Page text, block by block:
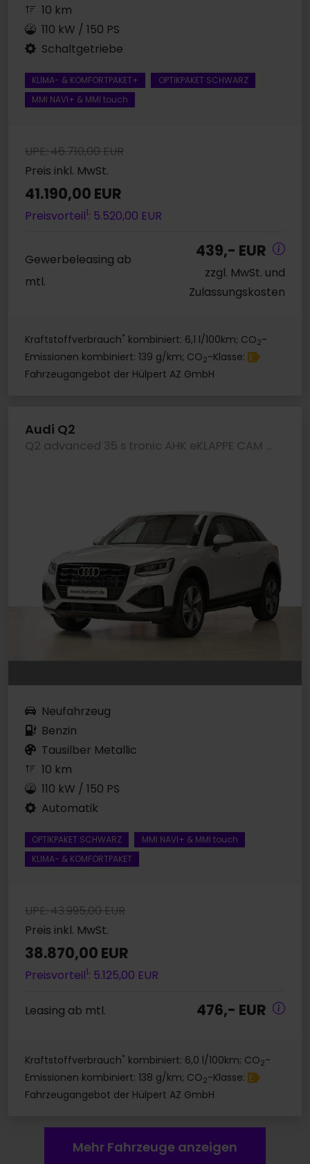
10 km
110 kW / 150 PS
Schaltgetriebe
KLIMA- & KOMFORTPAKET+
OPTIKPAKET SCHWARZ
MMI NAVI+ & MMI touch
UPE: 46.710,00 EUR
Preis inkl. MwSt.
41.190,00 EUR
Preisvorteil1: 5.520,00 EUR
Gewerbeleasing ab
mtl.
439,- EUR
zzgl. MwSt. und
Zulassungskosten
Kraftstoffverbrauch* kombiniert: 6,1 l/100km; CO2-
Emissionen kombiniert: 139 g/km; CO2-Klasse: E
Fahrzeugangebot der Hülpert AZ GmbH
Audi Q2
Q2 advanced 35 s tronic AHK eKLAPPE CAM LM18
Neufahrzeug
Benzin
Tausilber Metallic
10 km
110 kW / 150 PS
Automatik
OPTIKPAKET SCHWARZ
MMI NAVI+ & MMI touch
KLIMA- & KOMFORTPAKET
UPE: 43.995,00 EUR
Preis inkl. MwSt.
38.870,00 EUR
Preisvorteil1: 5.125,00 EUR
Leasing ab mtl. 476,- EUR
Kraftstoffverbrauch* kombiniert: 6,0 l/100km; CO2-
Emissionen kombiniert: 138 g/km; CO2-Klasse: E
Fahrzeugangebot der Hülpert AZ GmbH
Mehr Fahrzeuge anzeigen